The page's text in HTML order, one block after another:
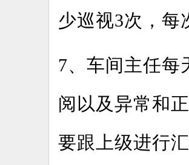
少巡视3次，每
7、车间主任每
阅以及异常和
要跟上级进行